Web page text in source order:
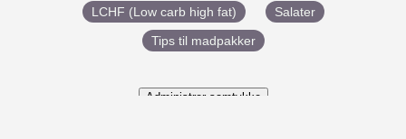
LCHF (Low carb high fat)
Salater
Tips til madpakker
Administrer samtykke